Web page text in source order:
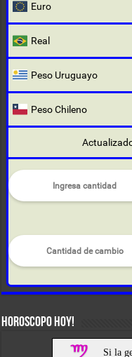
Euro
Real
Peso Uruguayo
Peso Chileno
HOROSCOPO HOY!